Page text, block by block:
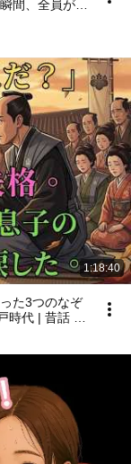
間、全員が嘲
った。#動
1:18:40
た3つのなぞ
時代 | 昔話 |